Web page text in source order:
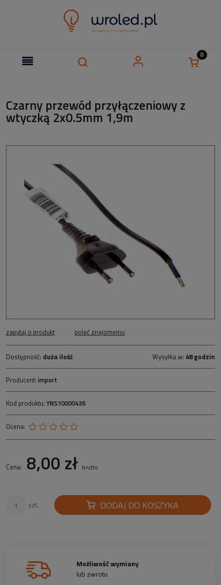
Czarny przewód przyłączeniowy z
wtyczką 2x0.5mm 1,9m
zapytaj o produkt poleć znajomemu
Dostępność: duża ilość Wysyłka w: 48 godzin
Producent: import
Kod produktu: YNS10000436
Ocena:
Cena: 8,00 zł brutto
szt. DODAJ DO KOSZYKA
Możliwość wymiany
lub zwrotu